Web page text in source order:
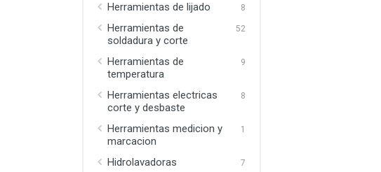
Herramientas de lijado 8
Herramientas de
soldadura y corte
52
Herramientas de
temperatura
9
Herramientas electricas
corte y desbaste
8
Herramientas medicion y
marcacion
1
Hidrolavadoras 7